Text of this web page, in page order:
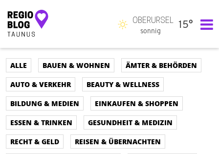
Hauptnavigation
OBERURSEL
sonnig
15°
ALLE BAUEN & WOHNEN
ÄMTER & BEHÖRDEN
AUTO & VERKEHR
BEAUTY & WELLNESS
BILDUNG & MEDIEN
EINKAUFEN & SHOPPEN
ESSEN & TRINKEN
GESUNDHEIT & MEDIZIN
RECHT & GELD
REISEN & ÜBERNACHTEN